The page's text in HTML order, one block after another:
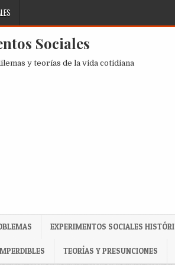
Sociales
y teorías de la vida cotidiana
EXPERIMENTOS SOCIALES
TEORÍAS Y PRESUNCIONES